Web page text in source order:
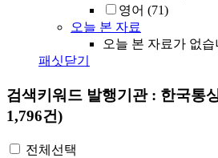
영어 (71)
오늘 본 자료
오늘 본 자료가 없습
패싯닫기
검색키워드 발행기관 : 한국통
1,796건)
전체선택